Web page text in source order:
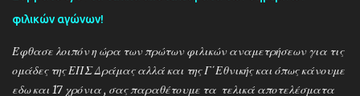
φιλικών αγώνων!
Έφθασε λοιπόν η ώρα των πρώτων φιλικών αναμετρήσεων για τις
ομάδες της ΕΠΣ Δράμας αλλά και της Γ΄Εθνικής και όπως κάνουμε
εδω και 17 χρόνια , σας παραθέτουμε τα τελικά αποτελέσματα